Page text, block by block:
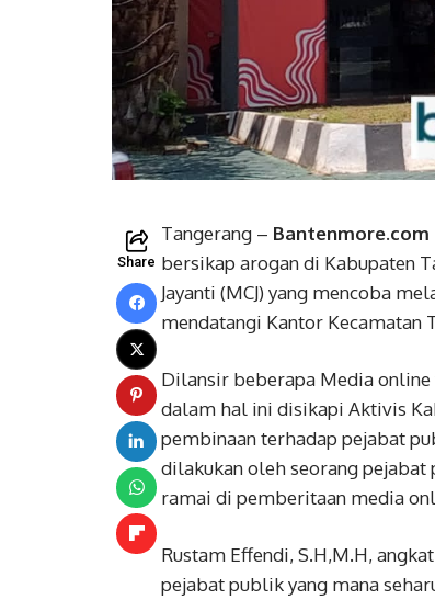
Share
Tangerang – Bantenmore.com
bersikap arogan di Kabupaten
Jayanti (MCJ) yang mencoba
mendatangi Kantor Kecamatan
Dilansir beberapa Media
dalam hal ini disikapi Aktivis
pembinaan terhadap pejabat
dilakukan oleh seorang pejabat
ramai di pemberitaan media
Rustam Effendi, S.H,M.H,
pejabat publik yang mana